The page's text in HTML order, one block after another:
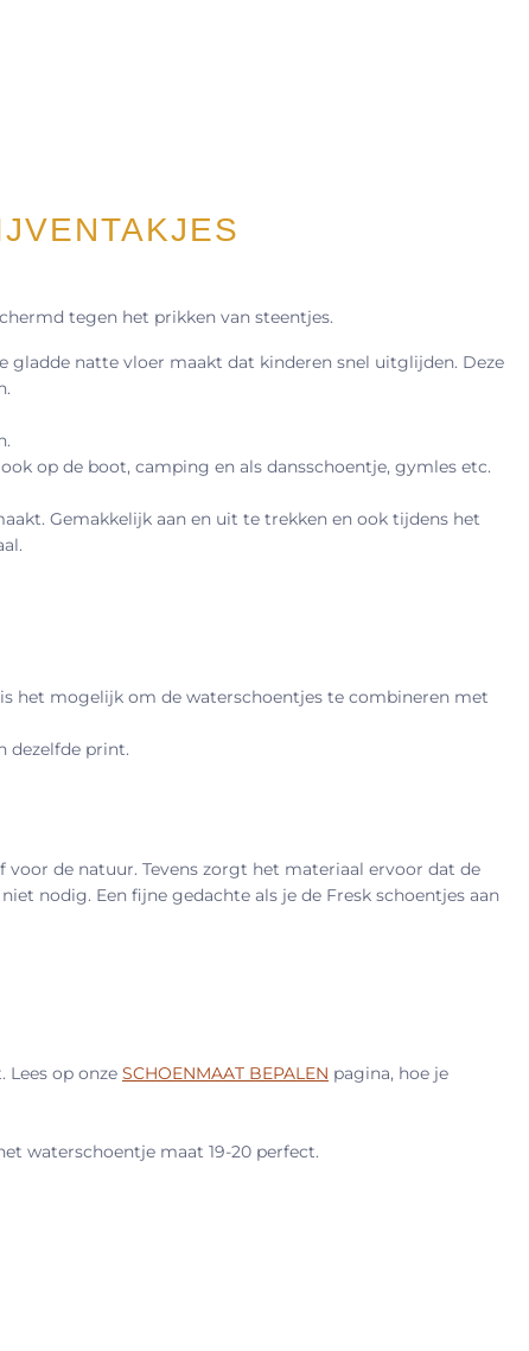
tegen het prikken van steentjes.
gladde natte vloer maakt dat kinderen snel uitglijden. Deze
op de boot, camping en als dansschoentje, gymles etc.
Gemakkelijk aan en uit te trekken en ook tijdens het
het mogelijk om de waterschoentjes te combineren met
dezelfde print.
de natuur. Tevens zorgt het materiaal ervoor dat de
nodig. Een fijne gedachte als je de Fresk schoentjes aan
op onze SCHOENMAAT BEPALEN pagina, hoe je
waterschoentje maat 19-20 perfect.